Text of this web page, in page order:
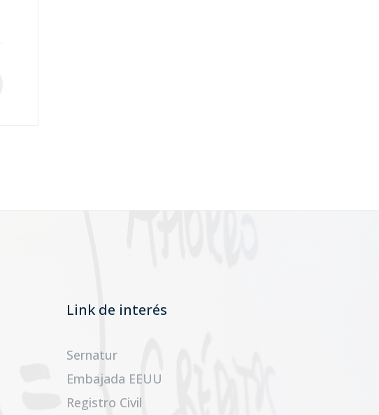
Link de interés
Sernatur
Embajada EEUU
Registro Civil